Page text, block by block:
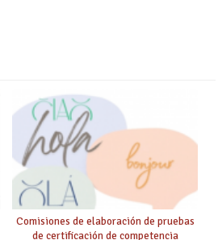
Comisiones de elaboración de pruebas
de certificación de competencia